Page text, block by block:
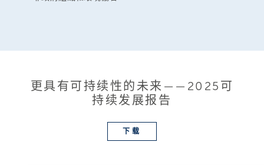
更具有可持续性的未来——2025可
持续发展报告
下载